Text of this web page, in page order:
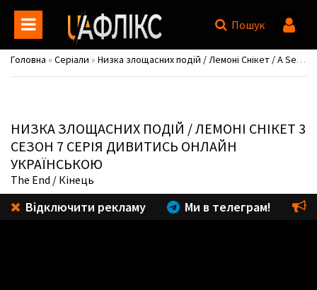
Пошук
Головна » Серіали » Низка злощасних подій / Лемоні Снікет / A Series of Unfortunate Events
НИЗКА ЗЛОЩАСНИХ ПОДІЙ / ЛЕМОНІ СНІКЕТ 3
СЕЗОН 7 СЕРІЯ ДИВИТИСЬ ОНЛАЙН
УКРАЇНСЬКОЮ
The End / Кінець
Відключити рекламу Ми в телеграм!